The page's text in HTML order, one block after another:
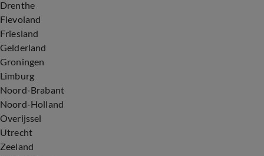
Drenthe
Flevoland
Friesland
Gelderland
Groningen
Limburg
Noord-Brabant
Noord-Holland
Overijssel
Utrecht
Zeeland